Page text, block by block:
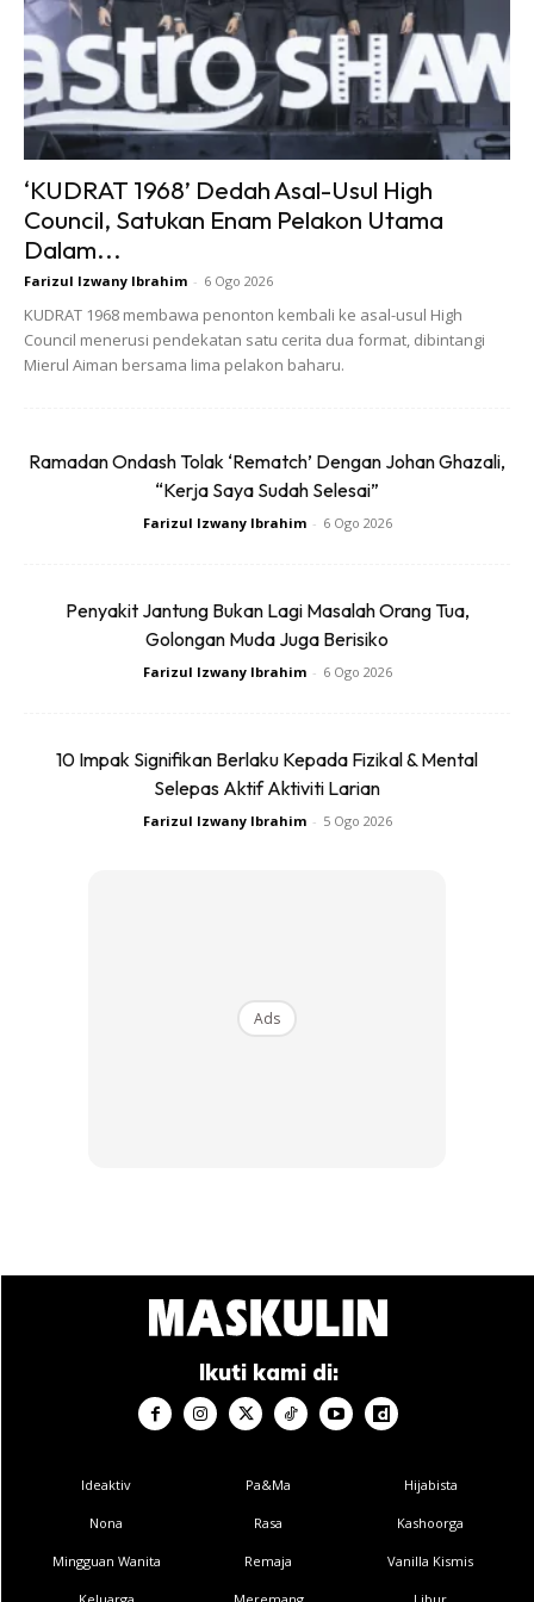
Ads
‘KUDRAT 1968’ Dedah Asal-Usul High
Council, Satukan Enam Pelakon Utama
Dalam...
Farizul Izwany Ibrahim - 6 Ogo 2026
KUDRAT 1968 membawa penonton kembali ke asal-usul High
Council menerusi pendekatan satu cerita dua format, dibintangi
Mierul Aiman bersama lima pelakon baharu.
Ramadan Ondash Tolak ‘Rematch’ Dengan Johan Ghazali,
“Kerja Saya Sudah Selesai”
Farizul Izwany Ibrahim - 6 Ogo 2026
Penyakit Jantung Bukan Lagi Masalah Orang Tua,
Golongan Muda Juga Berisiko
Farizul Izwany Ibrahim - 6 Ogo 2026
10 Impak Signifikan Berlaku Kepada Fizikal & Mental
Selepas Aktif Aktiviti Larian
Farizul Izwany Ibrahim - 5 Ogo 2026
Ads
Ikuti kami di:
Ideaktiv
Nona
Mingguan Wanita
Pa&Ma
Rasa
Remaja
Hijabista
Kashoorga
Vanilla Kismis